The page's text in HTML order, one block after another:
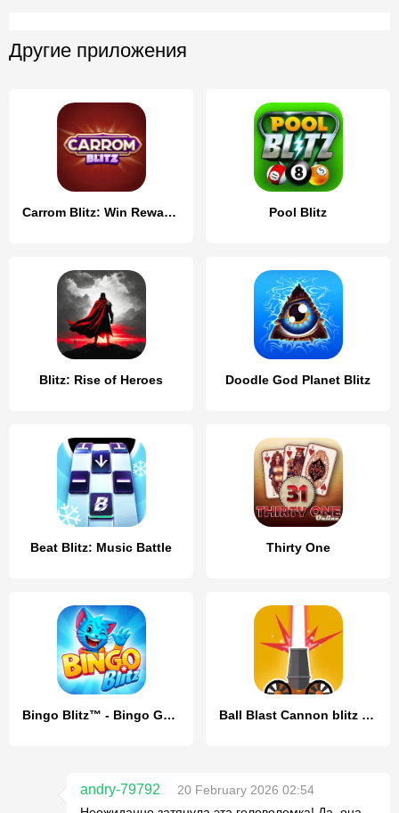
Другие приложения
Carrom Blitz: Win Rewards Pool Blitz
Blitz: Rise of Heroes Doodle God Planet Blitz
Beat Blitz: Music Battle Thirty One
Bingo Blitz™️ - Bingo Games Ball Blast Cannon blitz mania
andry-79792
20 February 2026 02:54